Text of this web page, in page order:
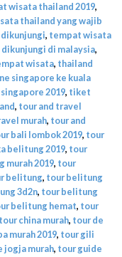
wisata thailand 2019,
thailand yang wajib
, tempat wisata
di malaysia,
wisata, thailand
singapore ke kuala
2019, tiket
, tour and travel
murah, tour and
bali lombok 2019, tour
belitung 2019, tour
murah 2019, tour
belitung, tour belitung
3d2n, tour belitung
belitung hemat, tour
tour china murah, tour de
murah 2019, tour gili
jogja murah, tour guide